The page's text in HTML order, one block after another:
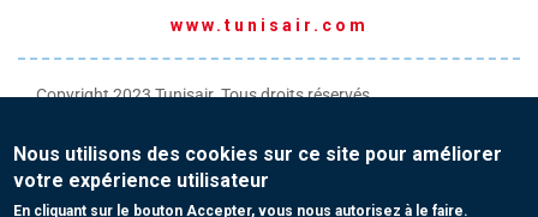
www.tunisair.com
Copyright 2023 Tunisair. Tous droits réservés
Conditions générales de Vente
Protection de vos données personnelles
Nous utilisons des cookies sur ce site pour améliorer
votre expérience utilisateur
En cliquant sur le bouton Accepter, vous nous autorisez à le faire.